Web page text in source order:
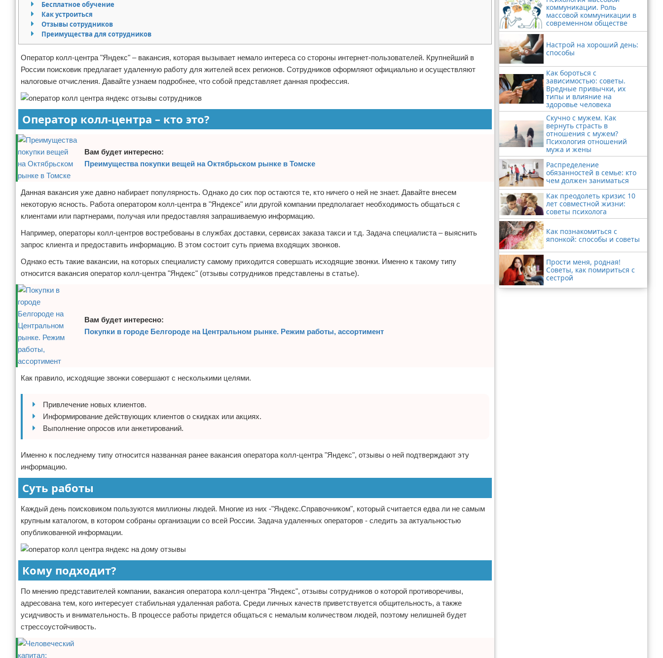
Отказ от ответственности
Бесплатное обучение
Как устроиться
Отзывы сотрудников
Преимущества для сотрудников
Оператор колл-центра "Яндекс" – вакансия, которая вызывает немало интереса со стороны интернет-пользователей. Крупнейший в
России поисковик предлагает удаленную работу для жителей всех регионов. Сотрудников оформляют официально и осуществляют
налоговые отчисления. Давайте узнаем подробнее, что собой представляет данная профессия.
Оператор колл-центра – кто это?
Вам будет интересно:
Преимущества покупки вещей на Октябрьском рынке в Томске
Данная вакансия уже давно набирает популярность. Однако до сих пор остаются те, кто ничего о ней не знает. Давайте внесем
некоторую ясность. Работа оператором колл-центра в "Яндексе" или другой компании предполагает необходимость общаться с
клиентами или партнерами, получая или предоставляя запрашиваемую информацию.
Например, операторы колл-центров востребованы в службах доставки, сервисах заказа такси и т.д. Задача специалиста – выяснить
запрос клиента и предоставить информацию. В этом состоит суть приема входящих звонков.
Однако есть такие вакансии, на которых специалисту самому приходится совершать исходящие звонки. Именно к такому типу
относится вакансия оператор колл-центра "Яндекс" (отзывы сотрудников представлены в статье).
Вам будет интересно:
Покупки в городе Белгороде на Центральном рынке. Режим работы, ассортимент
Как правило, исходящие звонки совершают с несколькими целями.
Привлечение новых клиентов.
Информирование действующих клиентов о скидках или акциях.
Выполнение опросов или анкетирований.
Именно к последнему типу относится названная ранее вакансия оператора колл-центра "Яндекс", отзывы о ней подтверждают эту
информацию.
Суть работы
Каждый день поисковиком пользуются миллионы людей. Многие из них -"Яндекс.Справочником", который считается едва ли не самым
крупным каталогом, в котором собраны организации со всей России. Задача удаленных операторов - следить за актуальностью
опубликованной информации.
Кому подходит?
По мнению представителей компании, вакансия оператора колл-центра "Яндекс", отзывы сотрудников о которой противоречивы,
адресована тем, кого интересует стабильная удаленная работа. Среди личных качеств приветствуется общительность, а также
усидчивость и внимательность. В процессе работы придется общаться с немалым количеством людей, поэтому нелишней будет
стрессоустойчивость.
коммуникации. Роль
массовой коммуникации в
современном обществе
Настрой на хороший день:
способы
Как бороться с
зависимостью: советы.
Вредные привычки, их
типы и влияние на
здоровье человека
Скучно с мужем. Как
вернуть страсть в
отношения с мужем?
Психология отношений
мужа и жены
Распределение
обязанностей в семье: кто
чем должен заниматься
Как преодолеть кризис 10
лет совместной жизни:
советы психолога
Как познакомиться с
японкой: способы и советы
Прости меня, родная!
Советы, как помириться с
сестрой